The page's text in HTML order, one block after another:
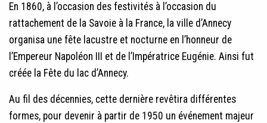
En 1860, à l’occasion des festivités à l’occasion du
rattachement de la Savoie à la France, la ville d’Annecy
organisa une fête lacustre et nocturne en l’honneur de
l’Empereur Napoléon III et de l’Impératrice Eugénie. Ainsi fut
créée la Fête du lac d’Annecy.
Au fil des décennies, cette dernière revêtira différentes
formes, pour devenir à partir de 1950 un événement majeur